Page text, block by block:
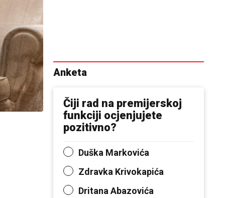
Anketa
Čiji rad na premijerskoj
funkciji ocjenjujete
pozitivno?
Duška Markovića
Zdravka Krivokapića
Dritana Abazovića